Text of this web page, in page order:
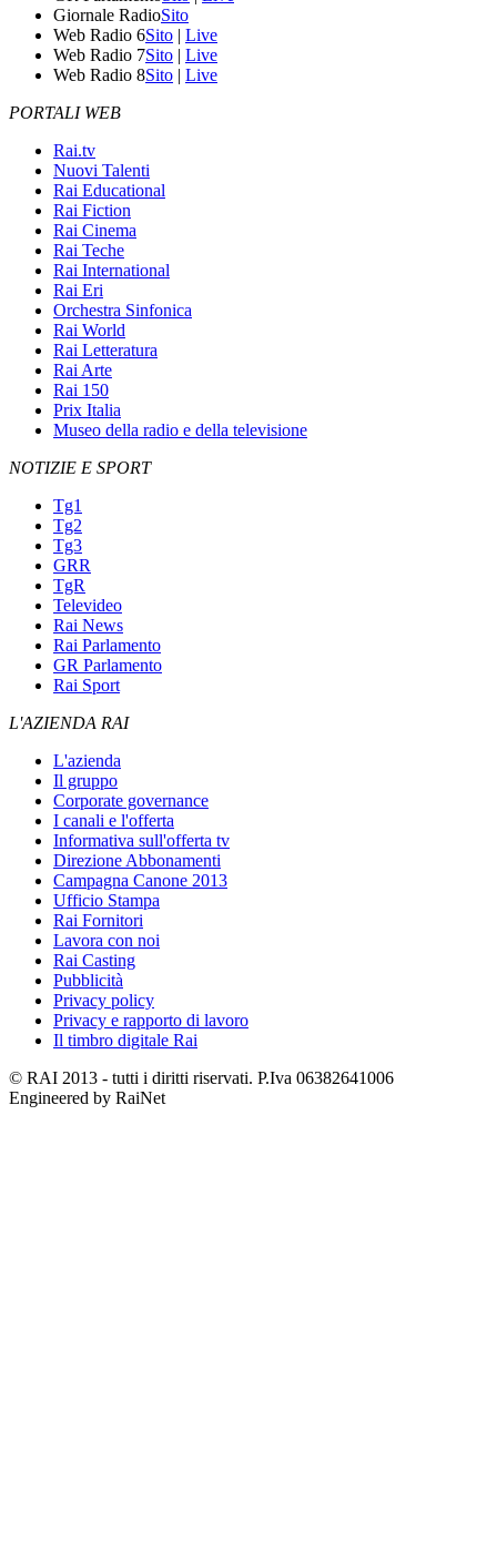
Giornale RadioSito
Web Radio 6Sito | Live
Web Radio 7Sito | Live
Web Radio 8Sito | Live
PORTALI WEB
Rai.tv
Nuovi Talenti
Rai Educational
Rai Fiction
Rai Cinema
Rai Teche
Rai International
Rai Eri
Orchestra Sinfonica
Rai World
Rai Letteratura
Rai Arte
Rai 150
Prix Italia
Museo della radio e della televisione
NOTIZIE E SPORT
Tg1
Tg2
Tg3
GRR
TgR
Televideo
Rai News
Rai Parlamento
GR Parlamento
Rai Sport
L'AZIENDA RAI
L'azienda
Il gruppo
Corporate governance
I canali e l'offerta
Informativa sull'offerta tv
Direzione Abbonamenti
Campagna Canone 2013
Ufficio Stampa
Rai Fornitori
Lavora con noi
Rai Casting
Pubblicità
Privacy policy
Privacy e rapporto di lavoro
Il timbro digitale Rai
© RAI 2013 - tutti i diritti riservati. P.Iva 06382641006
Engineered by RaiNet